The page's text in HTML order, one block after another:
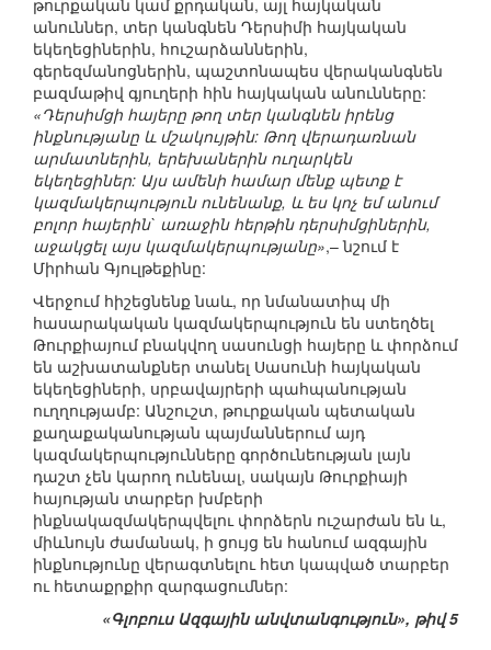
թուրքական կամ քրդական, այլ հայկական
անուններ, տեր կանգնեն Դերսիմի հայկական
եկեղեցիներին, հուշարձաններին,
գերեզմանոցներին, պաշտոնապես վերականգնեն
բազմաթիվ գյուղերի հին հայկական անունները:
«Դերսիմցի հայերը թող տեր կանգնեն իրենց
ինքնությանը և մշակույթին: Թող վերադառնան
արմատներին, երեխաներին ուղարկեն
եկեղեցիներ: Այս ամենի համար մենք պետք է
կազմակերպություն ունենանք, և ես կոչ եմ անում
բոլոր հայերին` առաջին հերթին դերսիմցիներին,
աջակցել այս կազմակերպությանը»,– նշում է
Միրհան Գյուլթեքինը:
Վերջում հիշեցնենք նաև, որ նմանատիպ մի
հասարակական կազմակերպություն են ստեղծել
Թուրքիայում բնակվող սասունցի հայերը և փորձում
են աշխատանքներ տանել Սասունի հայկական
եկեղեցիների, սրբավայրերի պահպանության
ուղղությամբ: Անշուշտ, թուրքական պետական
քաղաքականության պայմաններում այդ
կազմակերպությունները գործունեության լայն
դաշտ չեն կարող ունենալ, սակայն Թուրքիայի
հայության տարբեր խմբերի
ինքնակազմակերպվելու փորձերն ուշարժան են և,
միևնույն ժամանակ, ի ցույց են հանում ազգային
ինքնությունը վերագտնելու հետ կապված տարբեր
ու հետաքրքիր զարգացումներ:
«Գլոբուս Ազգային անվտանգություն», թիվ 5